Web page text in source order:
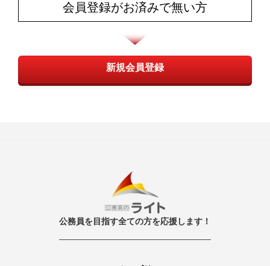
会員登録がお済みで無い方
新規会員登録
公務員を目指す全ての方を応援します！